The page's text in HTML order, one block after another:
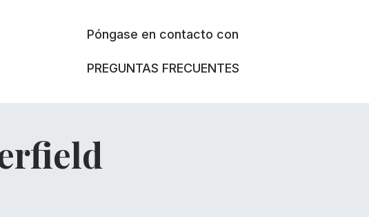
Póngase en contacto con
PREGUNTAS FRECUENTES